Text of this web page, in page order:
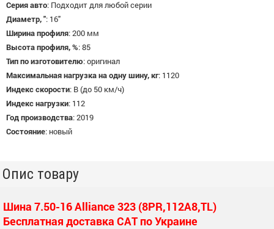
Серия авто: Подходит для любой серии
Диаметр, ": 16"
Ширина профиля:200 мм
Высота профиля, %:85
Тип по изготовителю:оригинал
Максимальная нагрузка на одну шину, кг: 1120
Индекс скорости: B (до 50 км/ч)
Индекс нагрузки: 112
Год производства:2019
Состояние: новый
Опис товару
Шина 7.50-16 Alliance 323 (8PR,112A8,TL)
Бесплатная доставка САТ по Украине